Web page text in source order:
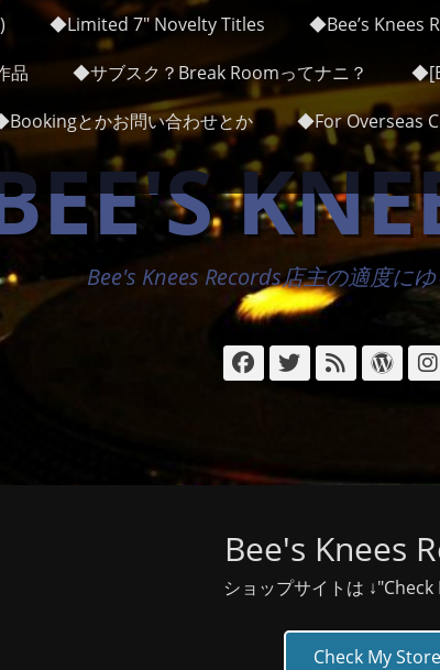
◆Limited 7″ Novelty Titles
◆Bee’s Knees
品
◆サブスク？Break Roomってナニ？
とかお問い合わせとか
◆For Overseas
Bee's Knees Records店主の適度に
Facebook
Twitter
ィ
Bee's Knees
ショップサイトは
Check My